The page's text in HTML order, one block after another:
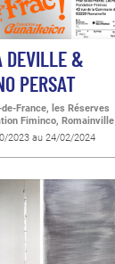
DEVILLE &
PERSAT
France, les Réserves
Fiminco, Romainville
2023 au 24/02/2024